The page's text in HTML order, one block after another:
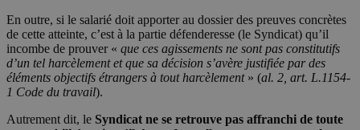
En outre, si le salarié doit apporter au dossier des preuves concrètes
de cette atteinte, c’est à la partie défenderesse (le Syndicat) qu’il
incombe de prouver « que ces agissements ne sont pas constitutifs
d’un tel harcèlement et que sa décision s’avère justifiée par des
éléments objectifs étrangers à tout harcèlement » (al. 2, art. L.1154-
1 Code du travail).
Autrement dit, le Syndicat ne se retrouve pas affranchi de toute